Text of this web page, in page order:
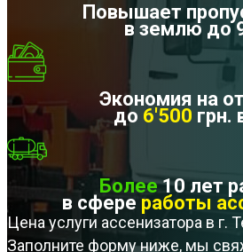
Повышает
в землю до
Экономия на
до 6'500 грн.
Более10 лет
в сфере работы
Цена услуги ассенизатора в г.
Заполните форму ниже, мы